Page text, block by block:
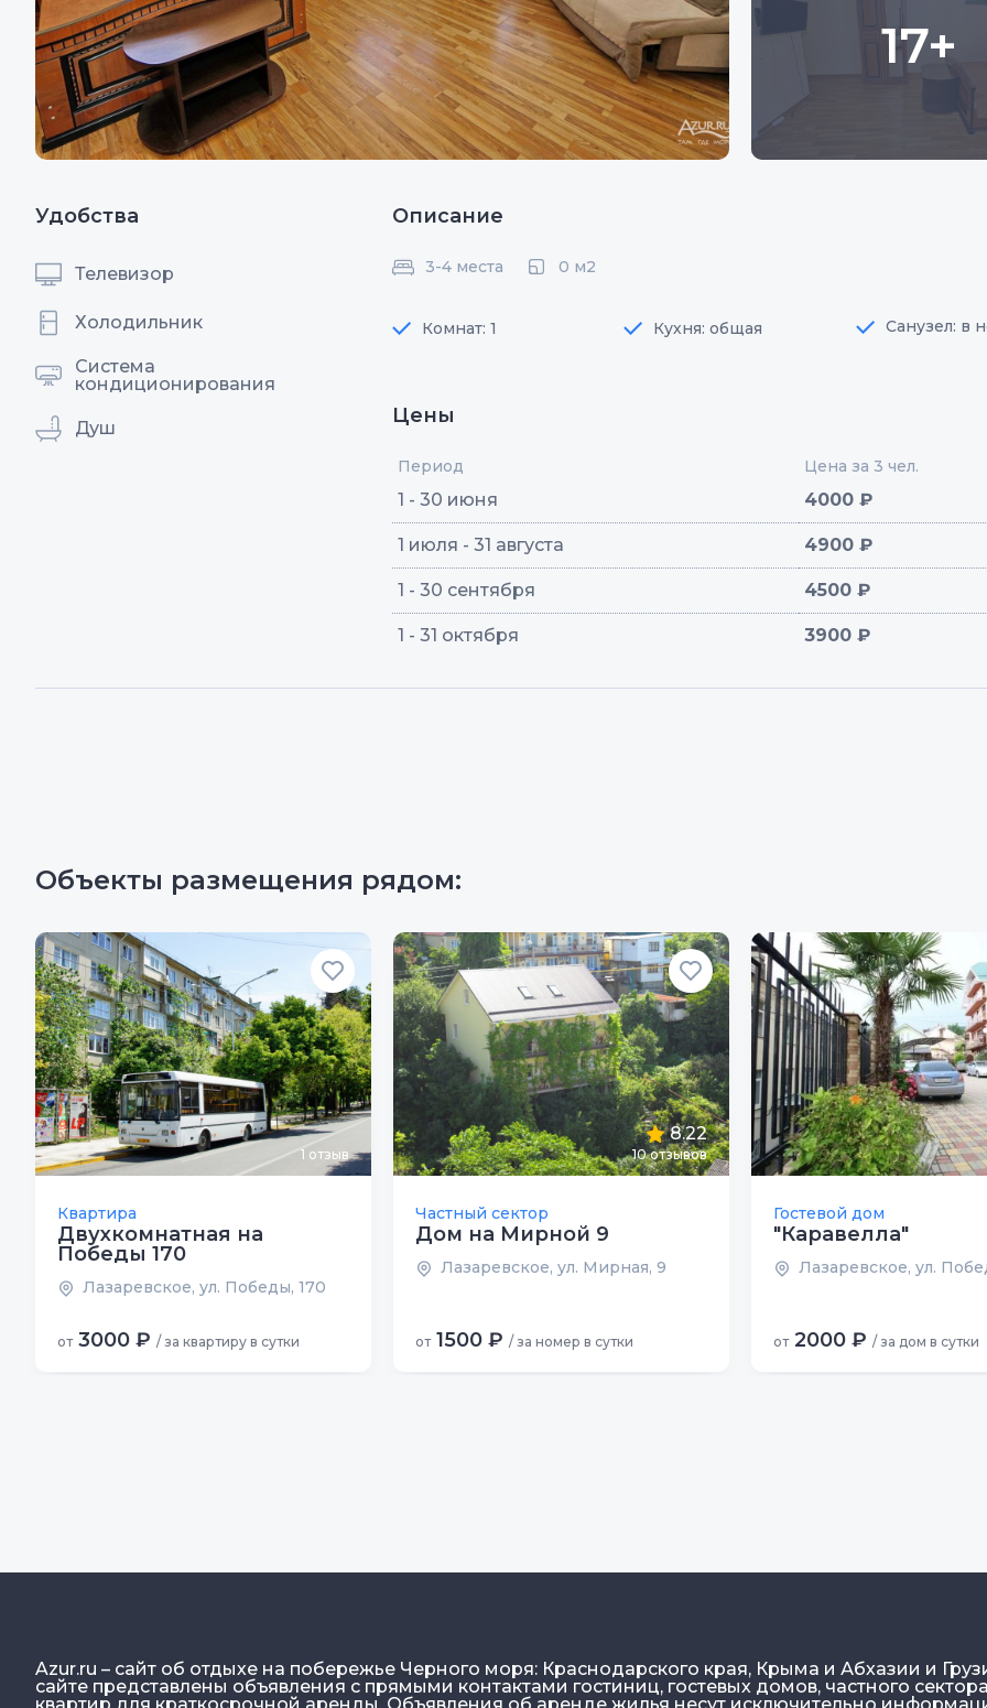
17+
Удобства
Телевизор
Холодильник
Система
кондиционирования
Душ
Описание
3-4 места 0 м2
Комнат: 1 Кухня: общая Санузел: в
Цены
Период Цена за 3 чел.
1 - 30 июня 4000 ₽
1 июля - 31 августа 4900 ₽
1 - 30 сентября 4500 ₽
1 - 31 октября 3900 ₽
Объекты размещения рядом:
1 отзыв
Квартира
Двухкомнатная на
Победы 170
Лазаревское, ул. Победы, 170
от 3000 ₽ / за квартиру в сутки
8.22
10отзывов
Частный сектор
Дом на Мирной 9
Лазаревское, ул. Мирная, 9
от 1500 ₽ / за номер в сутки
Гостевой дом
"Каравелла"
Лазаревское, ул.
от 2000 ₽ / за дом в сутки
Azur.ru – сайт об отдыхе на побережье Черного моря: Краснодарского края, Крыма и Абхазии и
сайте представлены объявления с прямыми контактами гостиниц, гостевых домов, частного